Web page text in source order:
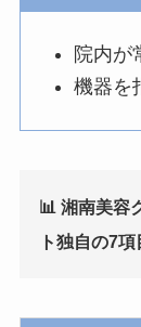
院内が
機器を
📊 湘南美容
ト独自の7項